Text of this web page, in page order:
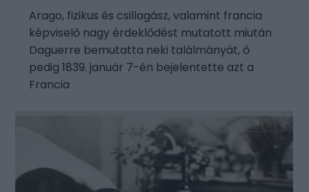
Arago, fizikus és csillagász, valamint francia
képviselő nagy érdeklődést mutatott miután
Daguerre bemutatta neki találmányát, ő
pedig 1839. január 7-én bejelentette azt a
Francia